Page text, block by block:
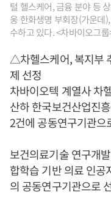
털 헬스케어, 금융 분야 등
웅 한화생명 부회장(가운데
수하고 있다. <차바이오그룹
△차헬스케어, 복지부
제 선정
차바이오텍 계열사 차
산하 한국보건산업진
2건에 공동연구기관으
보건의료기술 연구개
합학습 기반 의료 인공
의 공동연구기관으로